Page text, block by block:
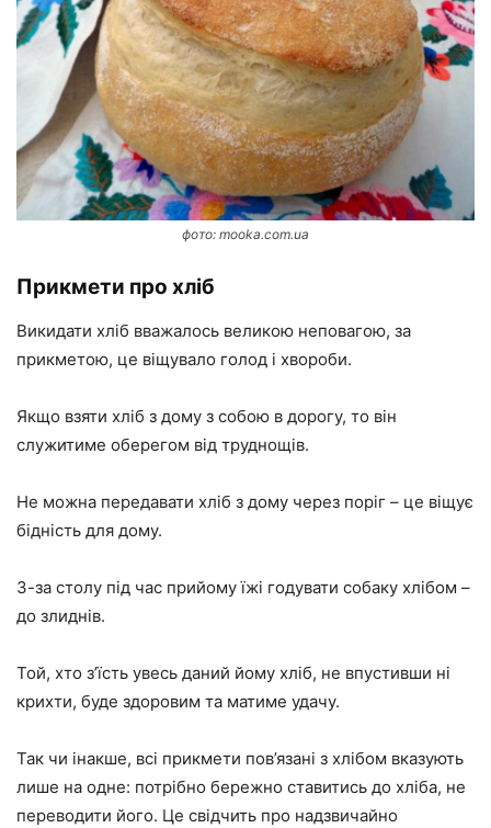
фото: mooka.com.ua
Прикмети про хліб
Викидати хліб вважалось великою неповагою, за
прикметою, це віщувало голод і хвороби.
Якщо взяти хліб з дому з собою в дорогу, то він
служитиме оберегом від труднощів.
Не можна передавати хліб з дому через поріг – це віщує
бідність для дому.
З-за столу під час прийому їжі годувати собаку хлібом –
до злиднів.
Той, хто з’їсть увесь даний йому хліб, не впустивши ні
крихти, буде здоровим та матиме удачу.
Так чи інакше, всі прикмети пов’язані з хлібом вказують
лише на одне: потрібно бережно ставитись до хліба, не
переводити його. Це свідчить про надзвичайно